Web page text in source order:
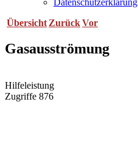
Datenschutzerklärung
Übersicht ZurückVor
Gasausströmung
Hilfeleistung
Zugriffe 876